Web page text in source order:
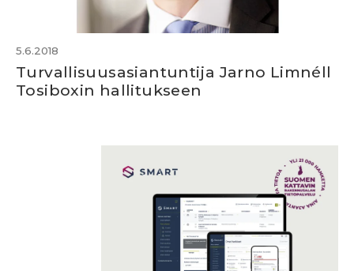
5.6.2018
Turvallisuusasiantuntija Jarno Limnéll
Tosiboxin hallitukseen